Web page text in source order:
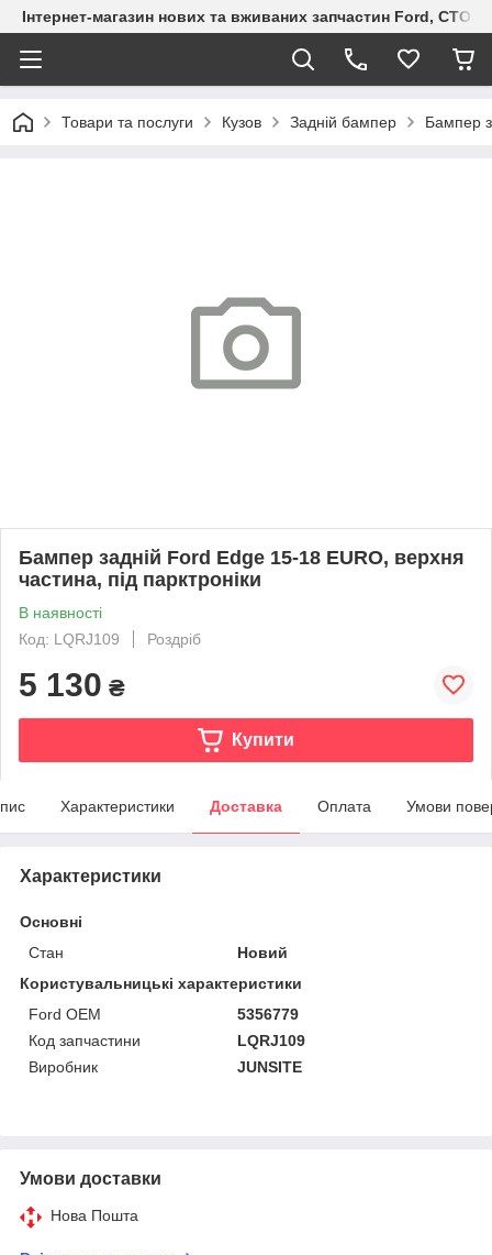
Інтернет-магазин нових та вживаних запчастин Ford, СТО
Товари та послуги Кузов Задній бампер Бампер
Бампер задній Ford Edge 15-18 EURO, верхня
частина, під парктроніки
В наявності
Код: LQRJ109
Роздріб
5 130 ₴
Купити
Характеристики Доставка Оплата Умови
Характеристики
Основні
Стан
Новий
Користувальницькі характеристики
Ford OEM
5356779
Код запчастини
LQRJ109
Виробник
JUNSITE
Умови доставки
Нова Пошта